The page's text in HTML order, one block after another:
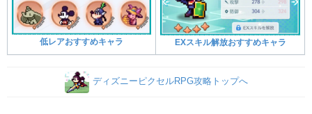
低レアおすすめキャラ EXスキル解放おすすめキャラ
ディズニーピクセルRPG攻略トップへ